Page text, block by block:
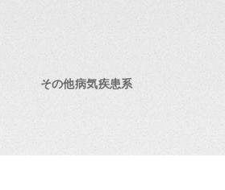
その他病気疾患系